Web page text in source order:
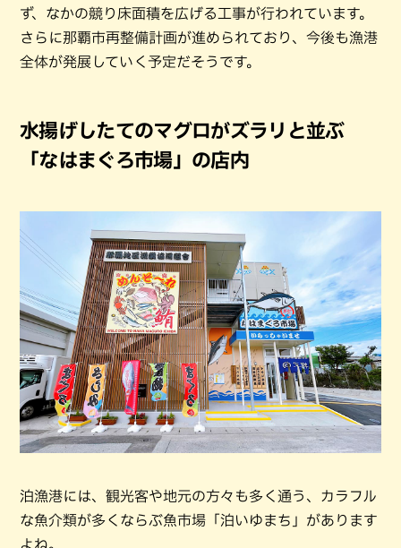
ず、なかの競り床面積を広げる工事が行われています。
さらに那覇市再整備計画が進められており、今後も漁港
全体が発展していく予定だそうです。
水揚げしたてのマグロがズラリと並ぶ
「なはまぐろ市場」の店内
泊漁港には、観光客や地元の方々も多く通う、カラフル
な魚介類が多くならぶ魚市場「泊いゆまち」があります
よね。